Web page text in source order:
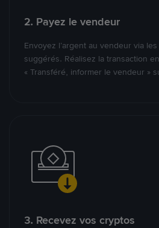
2. Payez le vendeur
Envoyez l’argent au vendeur via
suggérés. Réalisez la transaction
« Transféré, informer le vendeur »
3. Recevez vos cryptos